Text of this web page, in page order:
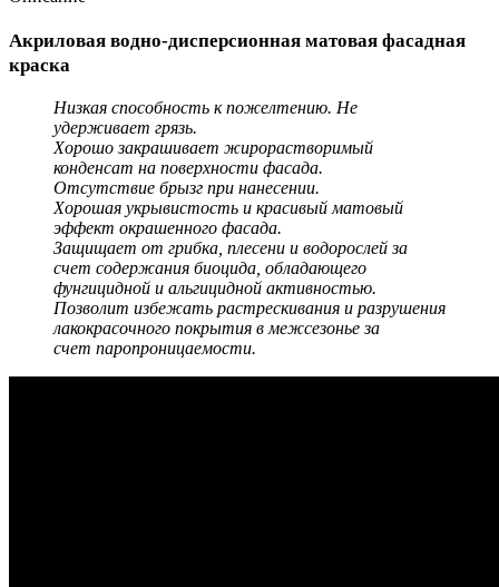
Акриловая водно-дисперсионная матовая фасадная
краска
Низкая способность к пожелтению. Не
удерживает грязь.
Хорошо закрашивает жирорастворимый
конденсат на поверхности фасада.
Отсутствие брызг при нанесении.
Хорошая укрывистость и красивый матовый
эффект окрашенного фасада.
Защищает от грибка, плесени и водорослей за
счет содержания биоцида, обладающего
фунгицидной и альгицидной активностью.
Позволит избежать растрескивания и разрушения
лакокрасочного покрытия в межсезонье за
счет паропроницаемости.